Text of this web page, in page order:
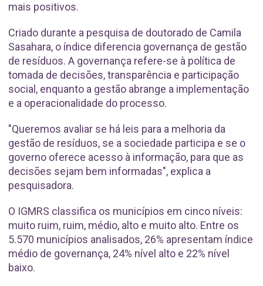
mais positivos.
Criado durante a pesquisa de doutorado de Camila
Sasahara, o índice diferencia governança de gestão
de resíduos. A governança refere-se à política de
tomada de decisões, transparência e participação
social, enquanto a gestão abrange a implementação
e a operacionalidade do processo.
"Queremos avaliar se há leis para a melhoria da
gestão de resíduos, se a sociedade participa e se o
governo oferece acesso à informação, para que as
decisões sejam bem informadas", explica a
pesquisadora.
O IGMRS classifica os municípios em cinco níveis:
muito ruim, ruim, médio, alto e muito alto. Entre os
5.570 municípios analisados, 26% apresentam índice
médio de governança, 24% nível alto e 22% nível
baixo.